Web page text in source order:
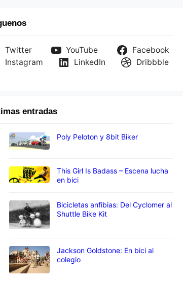
Twitter YouTube
Facebook
Instagram
LinkedIn Dribbble
entradas
Poly Peloton y 8bit Biker
This Girl Is Badass – Escena lucha
en bici
Bicicletas anfibias: Del Cyclomer al
Shuttle Bike Kit
Jackson Goldstone: En bici al
colegio